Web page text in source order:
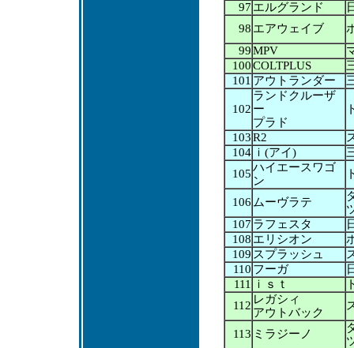
97 エルグランド
98 エアウェイブ
99MPV
100COLTPLUS
101 アウトランダー
102
ランドクルーザ
ー
プラド
103R2
104 ｉ(アイ)
105ハイエースワゴ
ン
106 ムーヴラテ
107 ラフェスタ
108 エリシオン
109 スプラッシュ
110 フーガ
111
ｉｓｔ
112 レガシィ
アウトバック
113 ミラジーノ